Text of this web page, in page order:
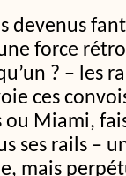
devenus
force
? – les
ces
ou Miami,
ses rails –
mais